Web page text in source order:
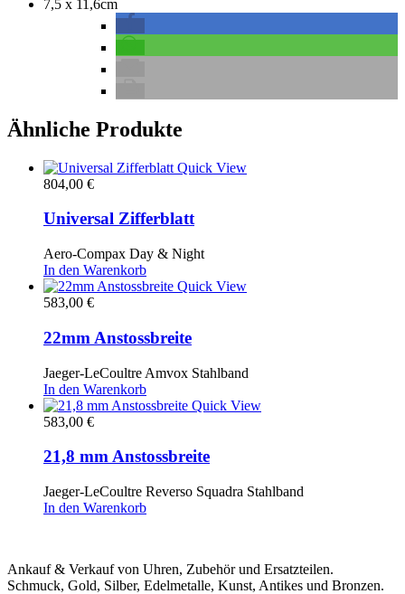
7,5 x 11,6cm
Ähnliche Produkte
Quick View
804,00 €
Universal Zifferblatt
Aero-Compax Day & Night
In den Warenkorb
Quick View
583,00 €
22mm Anstossbreite
Jaeger-LeCoultre Amvox Stahlband
In den Warenkorb
Quick View
583,00 €
21,8 mm Anstossbreite
Jaeger-LeCoultre Reverso Squadra Stahlband
In den Warenkorb
Ankauf & Verkauf von Uhren, Zubehör und Ersatzteilen.
Schmuck, Gold, Silber, Edelmetalle, Kunst, Antikes und Bronzen.